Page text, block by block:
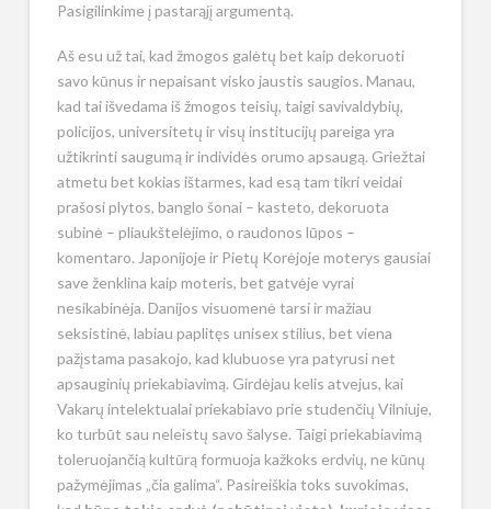
Pasigilinkime į pastarąjį argumentą.
Aš esu už tai, kad žmogos galėtų bet kaip dekoruoti
savo kūnus ir nepaisant visko jaustis saugios. Manau,
kad tai išvedama iš žmogos teisių, taigi savivaldybių,
policijos, universitetų ir visų institucijų pareiga yra
užtikrinti saugumą ir individės orumo apsaugą. Griežtai
atmetu bet kokias ištarmes, kad esą tam tikri veidai
prašosi plytos, banglo šonai – kasteto, dekoruota
subinė – pliaukštelėjimo, o raudonos lūpos –
komentaro. Japonijoje ir Pietų Korėjoje moterys gausiai
save ženklina kaip moteris, bet gatvėje vyrai
nesikabinėja. Danijos visuomenė tarsi ir mažiau
seksistinė, labiau paplitęs unisex stilius, bet viena
pažįstama pasakojo, kad klubuose yra patyrusi net
apsauginių priekabiavimą. Girdėjau kelis atvejus, kai
Vakarų intelektualai priekabiavo prie studenčių Vilniuje,
ko turbūt sau neleistų savo šalyse. Taigi priekabiavimą
toleruojančią kultūrą formuoja kažkoks erdvių, ne kūnų
pažymėjimas „čia galima“. Pasireiškia toks suvokimas,